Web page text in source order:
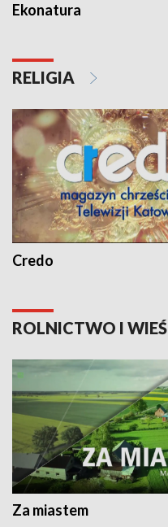
Ekonatura
RELIGIA
Credo
ROLNICTWO I WIEŚ
Za miastem